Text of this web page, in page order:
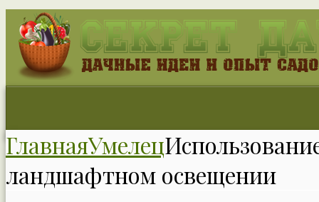
ГлавнаяУмелец
ландшафтном освещении